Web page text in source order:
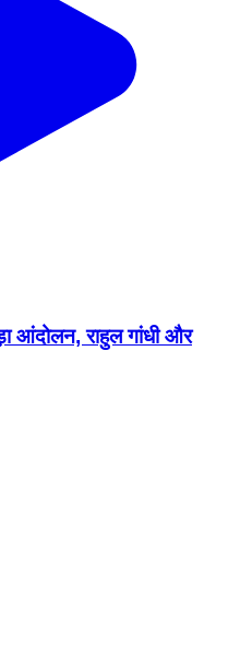
आंदोलन, राहुल गांधी और